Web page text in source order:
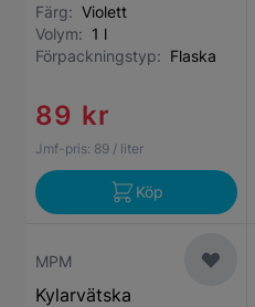
Färg: Violett
Volym: 1 l
Förpackningstyp: Flaska
89 kr
Jmf-pris: 89 / liter
Köp
MPM
Kylarvätska